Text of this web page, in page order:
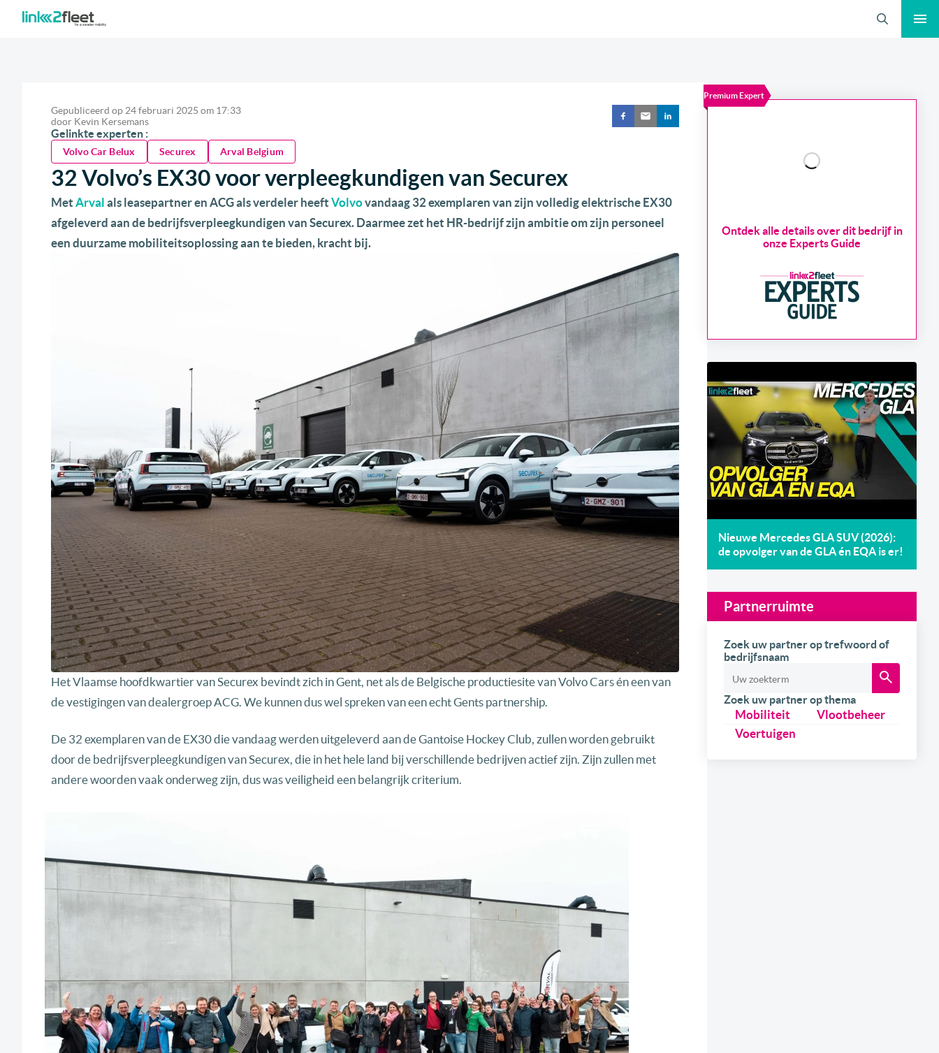
Gepubliceerd op 24 februari 2025 om 17:33
door Kevin Kersemans
Gelinkte experten :
Volvo Car Belux Securex Arval Belgium
32 Volvo’s EX30 voor verpleegkundigen van Securex
Met Arval als leasepartner en ACG als verdeler heeft Volvovandaag 32 exemplaren van zijn volledig elektrische EX30
afgeleverd aan de bedrijfsverpleegkundigen van Securex. Daarmee zet het HR-bedrijf zijn ambitie om zijn personeel
een duurzame mobiliteitsoplossing aan te bieden, kracht bij.
Het Vlaamse hoofdkwartier van Securex bevindt zich in Gent, net als de Belgische productiesite van Volvo Cars én een van
de vestigingen van dealergroep ACG. We kunnen dus wel spreken van een echt Gents partnership.
De 32 exemplaren van de EX30 die vandaag werden uitgeleverd aan de Gantoise Hockey Club, zullen worden gebruikt
door de bedrijfsverpleegkundigen van Securex, die in het hele land bij verschillende bedrijven actief zijn. Zijn zullen met
andere woorden vaak onderweg zijn, dus was veiligheid een belangrijk criterium.
Premium Expert
Ontdek alle details over dit bedrijf in
onze Experts Guide
Nieuwe Mercedes GLA SUV (2026):
de opvolger van de GLA én EQA is er!
Partnerruimte
Zoek uw partner op trefwoord of
bedrijfsnaam
Zoek uw partner op thema
Mobiliteit
Vlootbeheer
Voertuigen